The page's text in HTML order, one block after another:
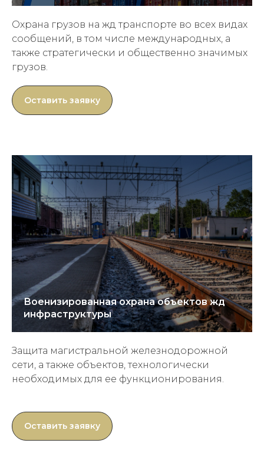
Охрана грузов на жд транспорте во всех видах
сообщений, в том числе международных, а
также стратегически и общественно значимых
грузов.
Оставить заявку
Военизированная охрана объектов жд
инфраструктуры
Защита магистральной железнодорожной
сети, а также объектов, технологически
необходимых для ее функционирования.
Оставить заявку